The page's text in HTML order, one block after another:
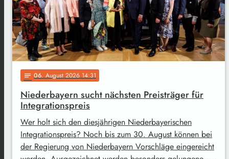
notes 06. August 2026 14:31
Niederbayern sucht nächsten Preisträger für
Integrationspreis
Wer holt sich den diesjährigen Niederbayerischen
Integrationspreis? Noch bis zum 30. August können bei
der Regierung von Niederbayern Vorschläge eingereicht